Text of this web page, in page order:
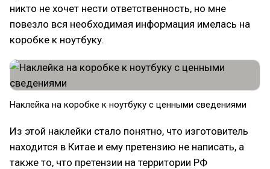
никто не хочет нести ответственность, но мне
повезло вся необходимая информация имелась на
коробке к ноутбуку.
Наклейка на коробке к ноутбуку с ценными сведениями
Из этой наклейки стало понятно, что изготовитель
находится в Китае и ему претензию не написать, а
также то, что претензии на территории РФ